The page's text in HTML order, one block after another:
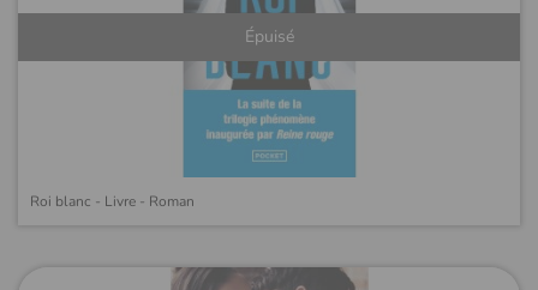
Épuisé
Roi blanc - Livre - Roman